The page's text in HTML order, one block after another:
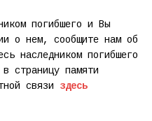
погибшего и Вы
о нем, сообщите нам об
наследником погибшего
страницу памяти
связи здесь